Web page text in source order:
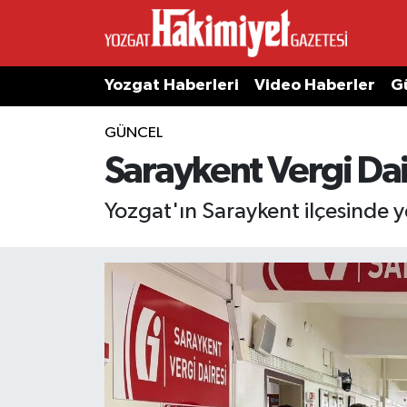
Yozgat Haberleri Video Haberler
GÜNCEL
Saraykent Vergi
Yozgat'ın Saraykent ilçesinde